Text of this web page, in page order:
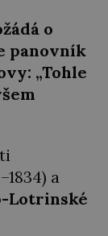
o
panovník
„Tohle
a
Lotrinské